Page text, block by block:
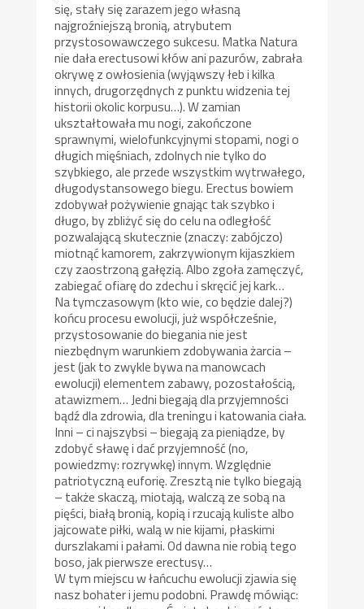
się, stały się zarazem jego własną
najgroźniejszą bronią, atrybutem
przystosowawczego sukcesu. Matka Natura
nie dała erectusowi kłów ani pazurów, zabrała
okrywę z owłosienia (wyjąwszy łeb i kilka
innych, drugorzędnych z punktu widzenia tej
historii okolic korpusu…). W zamian
ukształtowała mu nogi, zakończone
sprawnymi, wielofunkcyjnymi stopami, nogi o
długich mięśniach, zdolnych nie tylko do
szybkiego, ale przede wszystkim wytrwałego,
długodystansowego biegu. Erectus bowiem
zdobywał pożywienie gnając tak szybko i
długo, by zbliżyć się do celu na odległość
pozwalającą skutecznie (znaczy: zabójczo)
miotnąć kamorem, zakrzywionym kijaszkiem
czy zaostrzoną gałęzią. Albo zgoła zamęczyć,
zabiegać ofiarę do zdechu i skręcić jej kark…
Na tymczasowym (kto wie, co będzie dalej?)
końcu procesu ewolucji, już współcześnie,
przystosowanie do biegania nie jest
niezbędnym warunkiem zdobywania żarcia –
jest (jak to zwykle bywa na manowcach
ewolucji) elementem zabawy, pozostałością,
atawizmem… Jedni biegają dla przyjemności
bądź dla zdrowia, dla treningu i katowania ciała.
Inni – ci najszybsi – biegają za pieniądze, by
zdobyć sławę i dać przyjemność (no,
powiedzmy: rozrywkę) innym. Względnie
patriotyczną euforię. Zresztą nie tylko biegają
– także skaczą, miotają, walczą ze sobą na
pięści, białą bronią, kopią i rzucają kuliste albo
jajcowate piłki, walą w nie kijami, płaskimi
durszlakami i pałami. Od dawna nie robią tego
boso, jak pierwsze erectusy…
W tym miejscu w łańcuchu ewolucji zjawia się
nasz bohater i jemu podobni. Prawdę mówiąc: